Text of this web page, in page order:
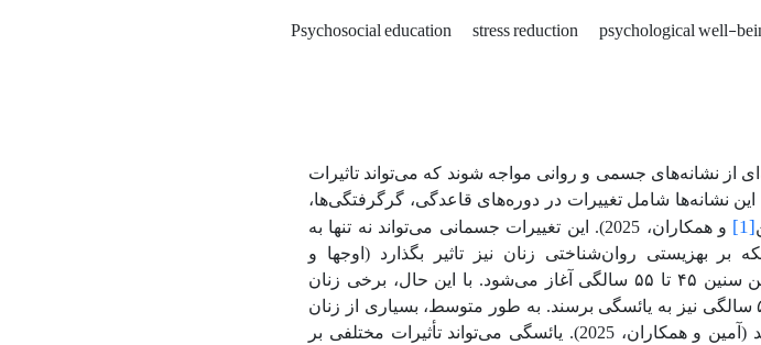
Psychosocial education stress reduction psychological well-
از نشانه‌های جسمی و روانی مواجه شوند که می‌تواند تاثیرات
نشانه‌ها شامل تغییرات در دوره‌های قاعدگی، گرگرفتگی‌ها،
[1]
و همکاران، 2025). این تغییرات جسمانی می‌تواند نه تنها به
بهزیستی روان‌شناختی زنان نیز تاثیر بگذارد (اوجها و
همکارران، 2025). یائسگی معمولاً در زنان بین سنین ۴۵ تا ۵۵ سالگی آغاز می‌شود. با این حال، برخی زنان
می‌توانند پیش از ۴۵ سالگی یا حتی پس از ۵۵ سالگی نیز به یائسگی برسند. به طور متوسط، بسیاری از زنان
در حدود ۵۱ سالگی یایسگی را تجربه می‌کنند (آمین و همکاران، 2025). یائسگی می‌تواند تأثیرات مختلفی بر